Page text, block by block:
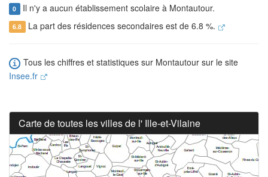
0 Il n'y a aucun établissement scolaire à Montautour.
6.8 La part des résidences secondaires est de 6.8 %.
Tous les chiffres et statistiques sur Montautour sur le site
Insee.fr
Carte de toutes les villes de l' Ille-et-Vilaine